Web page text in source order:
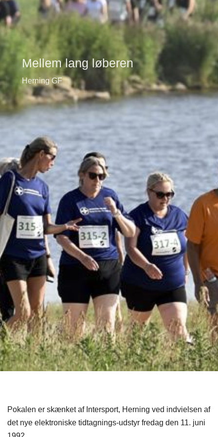
Mellem lang løberen
Herning GF
Pokalen er skænket af Intersport, Herning ved indvielsen af
det nye elektroniske tidtagnings-udstyr fredag den 11. juni